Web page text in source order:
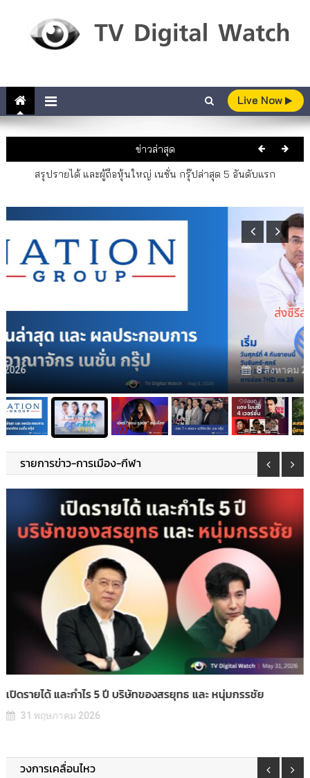
Live Now
ข่าวล่าสุด
ย้อนดู แดง ไบเล่ย์ 4 เวอร์ชั่น หนัง ละครเพลง และซีรีส์
สรุปรายได้ และผู้ถือหุ้นใหญ่ เนชั่น กรุ๊ปล่าสุด 5 อันดับแรก
ทรูวิชั่นส์ ชวนคนไทยส่งใจเชียร์ “เนเน่ รอยัล” บนเวทีโลก AMERICA’S
GOT TALENT SEASON 21
เปิดที่มารายการใหม่ “รสแลกเงิน” จากช่อง 7 สสส. เฮลิโคเนีย เอช กรุ๊ป
สรุปรายได้ และผู้ถือหุ้นใหญ่ เนชั่น กรุ๊ปล่าสุด 5 อันดับแรก
8 สิงหาคม 2026
รายการข่าว-การเมือง-กีฬา
ค่าลิขสิทธิ์ฟุตบอลโลกที่ไทยจ่าย ผ่านมาเท่าไรบ้าง
7 พฤษภาคม 2026
วงการเคลื่อนไหว